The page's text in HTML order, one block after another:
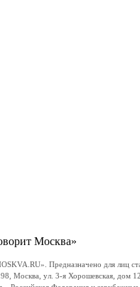
Москва»
Предназначено для лиц
Москва, ул. 3-я Хорошевская,